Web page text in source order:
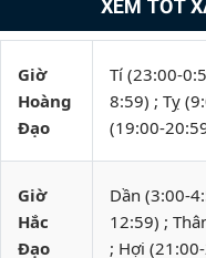
XEM TỐT
Giờ
Hoàng
Đạo
Tí (23:00-
8:59) ; Tỵ
(19:00-
Giờ
Hắc
Đạo
Dần (3:00-
12:59) ;
; Hợi